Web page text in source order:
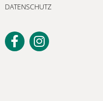
DATENSCHUTZ